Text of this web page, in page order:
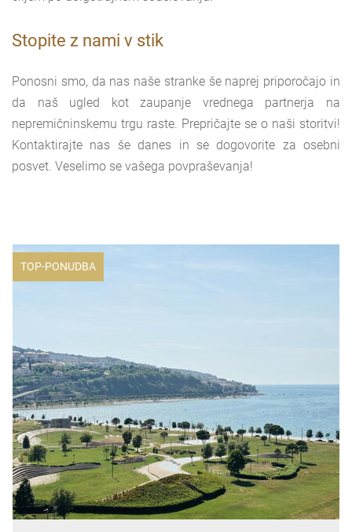
Stopite z nami v stik
Ponosni smo, da nas naše stranke še naprej priporočajo in
da naš ugled kot zaupanje vrednega partnerja na
nepremičninskemu trgu raste. Prepričajte se o naši storitvi!
Kontaktirajte nas še danes in se dogovorite za osebni
posvet. Veselimo se vašega povpraševanja!
TOP-PONUDBA